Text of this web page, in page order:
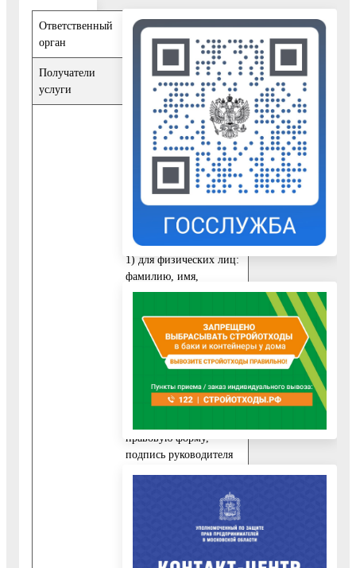
Ответственный
орган
Управление
образования
Получатели
услуги
Физические лица,
Юридические лица
При обращении за
получением
муниципальной услуги
заявитель представляет
заявление, которое
должно содержать
следующие сведения
1) для физических лиц:
фамилию, имя,
отчество (последнее -
подпись и дату.
- для юридических лиц:
полное и сокращенное
(при наличии)
наименование,
правовую форму,
подпись руководителя
следующие документы:
- в случае если